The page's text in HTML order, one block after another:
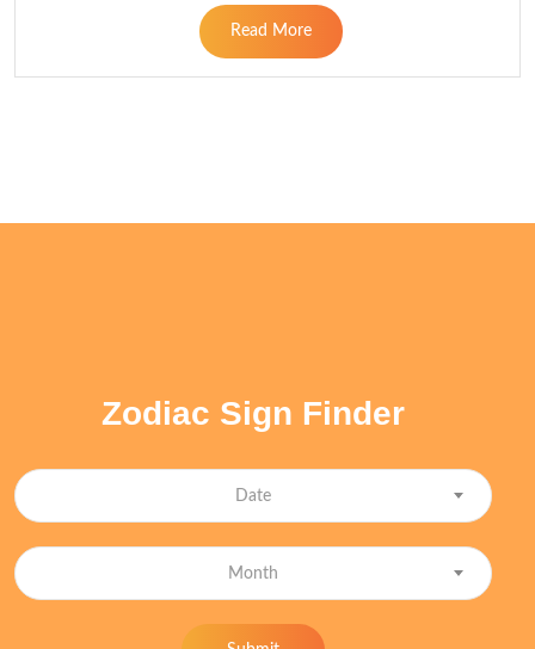
Read More
Zodiac Sign Finder
Date
Month